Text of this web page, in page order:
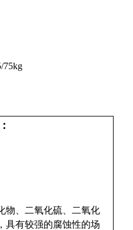
75kg
物、二氧化硫、二氧化
具有较强的腐蚀性的场